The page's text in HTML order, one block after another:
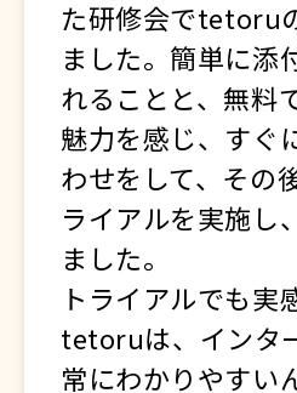
た研修会でtetoru
ました。簡単に添
れることと、無料
魅力を感じ、すぐ
わせをして、その
ライアルを実施し
ました。
トライアルでも実
tetoruは、インタ
常にわかりやすい